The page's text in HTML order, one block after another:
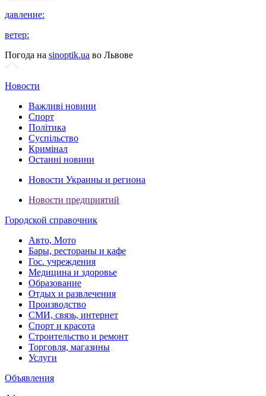
давление:
ветер:
Погода на sinoptik.ua во Львове
Новости
Важливі новини
Спорт
Політика
Суспільство
Кримінал
Останні новини
Новости Украины и региона
Новости предприятий
Городской справочник
Авто, Мото
Бары, рестораны и кафе
Гос. учреждения
Медицина и здоровье
Образование
Отдых и развлечения
Производство
СМИ, связь, интернет
Спорт и красота
Строительство и ремонт
Торговля, магазины
Услуги
Объявления